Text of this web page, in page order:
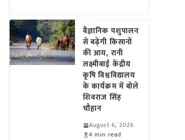
वैज्ञानिक पशुपालन
से बढ़ेगी किसानों
की आय, रानी
लक्ष्मीबाई केंद्रीय
कृषि विश्वविद्यालय
के कार्यक्रम में बोले
शिवराज सिंह
चौहान
August 6, 2026
4 min read